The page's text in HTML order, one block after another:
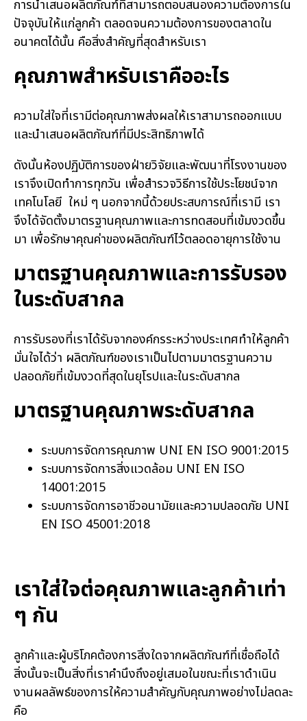
การนำเสนอผลิตภัณฑ์ที่สามารถตอบสนองความต้องการใน
ปัจจุบันให้แก่ลูกค้า ตลอดจนความต้องการของตลาดใน
อนาคตได้นั้น คือสิ่งสำคัญที่สุดสำหรับเรา
คุณภาพสำหรับเราคืออะไร
ความใส่ใจที่เรามีต่อคุณภาพส่งผลให้เราสามารถออกแบบ
และนำเสนอผลิตภัณฑ์ที่มีประสิทธิภาพได้
ดังนั้นห้องปฏิบัติการของฝ่ายวิจัยและพัฒนาที่โรงงานของ
เราจึงเปิดทำการทุกวัน เพื่อสำรวจวิธีการใช้ประโยชน์จาก
เทคโนโลยี ใหม่ ๆ นอกจากนี้ด้วยประสบการณ์ที่เรามี เรา
จึงได้จัดตั้งมาตรฐานคุณภาพและการทดสอบที่เข้มงวดขึ้น
มา เพื่อรักษาคุณค่าของผลิตภัณฑ์ไว้ตลอดอายุการใช้งาน
มาตรฐานคุณภาพและการรับรอง
ในระดับสากล
การรับรองที่เราได้รับจากองค์กรระหว่างประเทศทำให้ลูกค้า
มั่นใจได้ว่า ผลิตภัณฑ์ของเราเป็นไปตามมาตรฐานความ
ปลอดภัยที่เข้มงวดที่สุดในยุโรปและในระดับสากล
มาตรฐานคุณภาพระดับสากล
ระบบการจัดการคุณภาพ UNI EN ISO 9001:2015
ระบบการจัดการสิ่งแวดล้อม UNI EN ISO
14001:2015
ระบบการจัดการอาชีวอนามัยและความปลอดภัย UNI
EN ISO 45001:2018
เราใส่ใจต่อคุณภาพและลูกค้าเท่า
ๆ กัน
ลูกค้าและผู้บริโภคต้องการสิ่งใดจากผลิตภัณฑ์ที่เชื่อถือได้
สิ่งนั้นจะเป็นสิ่งที่เราคำนึงถึงอยู่เสมอในขณะที่เราดำเนิน
งานผลลัพธ์ของการให้ความสำคัญกับคุณภาพอย่างไม่ลดละ
คือ